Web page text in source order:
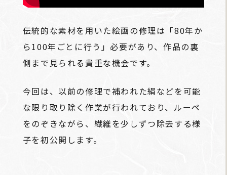
伝統的な素材を用いた絵画の修理は「80年か
ら100年ごとに行う」必要があり、作品の裏
側まで見られる貴重な機会です。
今回は、以前の修理で補われた絹などを可能
な限り取り除く作業が行われており、ルーペ
をのぞきながら、繊維を少しずつ除去する様
子を初公開します。